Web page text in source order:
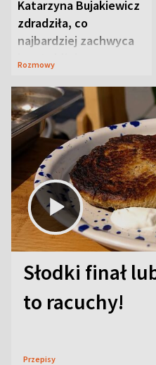
Katarzyna Bujakiewicz
zdradziła, co
najbardziej zachwyca
ją w Lublinie
Rozmowy
Słodki finał
to racuchy!
Przepisy